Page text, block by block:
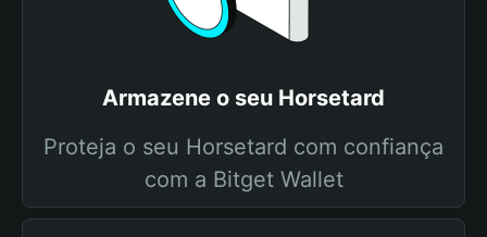
Armazene o seu Horsetard
Proteja o seu Horsetard com confiança
com a Bitget Wallet